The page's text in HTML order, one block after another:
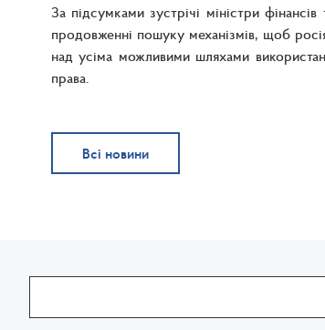
За підсумками зустрічі міністри
продовженні пошуку механізмів, щоб
над усіма можливими шляхами
права.
Всі новини